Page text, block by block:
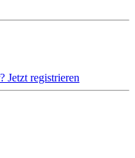
Jetzt registrieren